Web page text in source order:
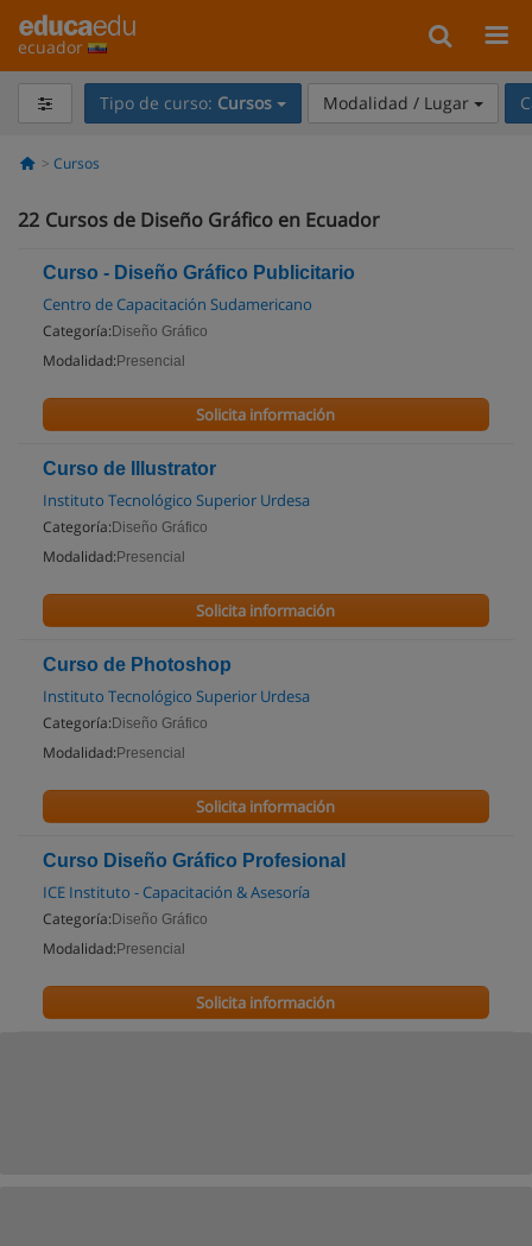
ecuador
Tipo de curso: Cursos Modalidad / Lugar
Cursos
22 Cursos de Diseño Gráfico en Ecuador
Curso - Diseño Gráfico Publicitario
Centro de Capacitación Sudamericano
Categoría: Diseño Gráfico
Modalidad: Presencial
Solicita información
Curso de Illustrator
Instituto Tecnológico Superior Urdesa
Categoría: Diseño Gráfico
Modalidad: Presencial
Solicita información
Curso de Photoshop
Instituto Tecnológico Superior Urdesa
Categoría: Diseño Gráfico
Modalidad: Presencial
Solicita información
Curso Diseño Gráfico Profesional
ICE Instituto - Capacitación & Asesoría
Categoría: Diseño Gráfico
Modalidad: Presencial
Solicita información